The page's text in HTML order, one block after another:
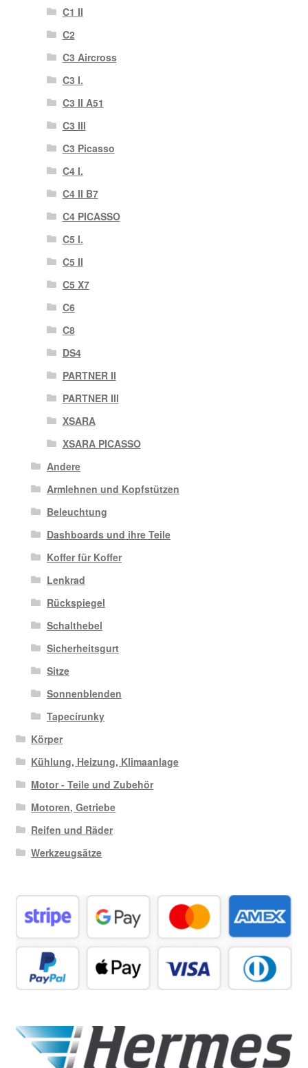
C1 II
C2
C3 Aircross
C3 I.
C3 II A51
C3 III
C3 Picasso
C4 I.
C4 II B7
C4 PICASSO
C5 I.
C5 II
C5 X7
C6
C8
DS4
PARTNER II
PARTNER III
XSARA
XSARA PICASSO
Andere
Armlehnen und Kopfstützen
Beleuchtung
Dashboards und ihre Teile
Koffer für Koffer
Lenkrad
Rückspiegel
Schalthebel
Sicherheitsgurt
Sitze
Sonnenblenden
Tapecírunky
Körper
Kühlung, Heizung, Klimaanlage
Motor - Teile und Zubehör
Motoren, Getriebe
Reifen und Räder
Werkzeugsätze